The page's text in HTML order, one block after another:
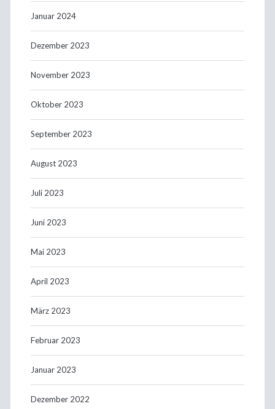
Januar 2024
Dezember 2023
November 2023
Oktober 2023
September 2023
August 2023
Juli 2023
Juni 2023
Mai 2023
April 2023
März 2023
Februar 2023
Januar 2023
Dezember 2022